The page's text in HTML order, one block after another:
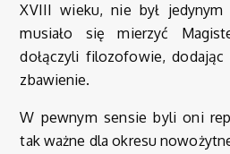
XVIII wieku, nie był
musiało się mierzyć
dołączyli filozofowie,
zbawienie.
W pewnym sensie byli oni
tak ważne dla okresu